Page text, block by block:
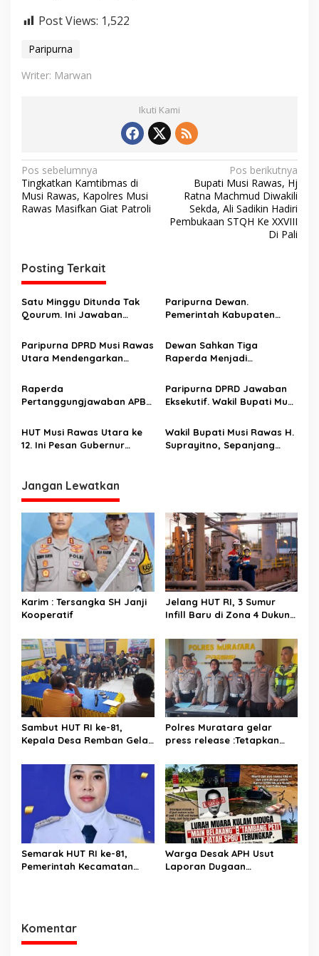
Post Views: 1,522
Paripurna
Writer: Marwan
Ikuti Kami
N
a
v
a
s
i
o
Pos sebelumnya
Tingkatkan Kamtibmas di
Musi Rawas, Kapolres Musi
Rawas Masifkan Giat Patroli
Pos berikutnya
Bupati Musi Rawas, Hj
Ratna Machmud Diwakili
Sekda, Ali Sadikin Hadiri
Pembukaan STQH Ke XXVIII
Di Pali
Posting Terkait
Satu Minggu Ditunda Tak
Qourum. Ini Jawaban
Rawas Atas Pemandangab
Umum Fraksi-Fraksi DPRD
Paripurna Dewan.
Pemerintah Kabupaten
Meningkatkan PAD
Paripurna DPRD Musi Rawas
Utara Mendengarkan
Dewan Sahkan Tiga
Raperda Menjadi
Raperda
Pertanggungjawaban APBD
Menjadi Peraturan Daerah
Paripurna DPRD Jawaban
Eksekutif. Wakil Bupati Musi
Masukan, Saran Sudah
Disampaikan
HUT Musi Rawas Utara ke
12. Ini Pesan Gubernur
Wakil Bupati Musi Rawas H.
Suprayitno, Sepanjang
Jangan Lewatkan
Karim : Tersangka SH Janji
Kooperatif
Jelang HUT RI, 3 Sumur
Infill Baru di Zona 4 Dukung
Sambut HUT RI ke-81,
Kepala Desa Remban Gelar
Panitia
Polres Muratara gelar
press release :Tetapkan
Tersangka Kecelakaan
Maut antara Bus ALS dan
Tangki BBM Tewaskan 19
Orang
Semarak HUT RI ke-81,
Pemerintah Kecamatan
Warga Desak APH Usut
Laporan Dugaan
Komentar